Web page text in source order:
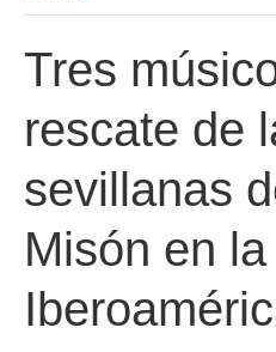
Tres
rescate de
sevillanas
Misón en